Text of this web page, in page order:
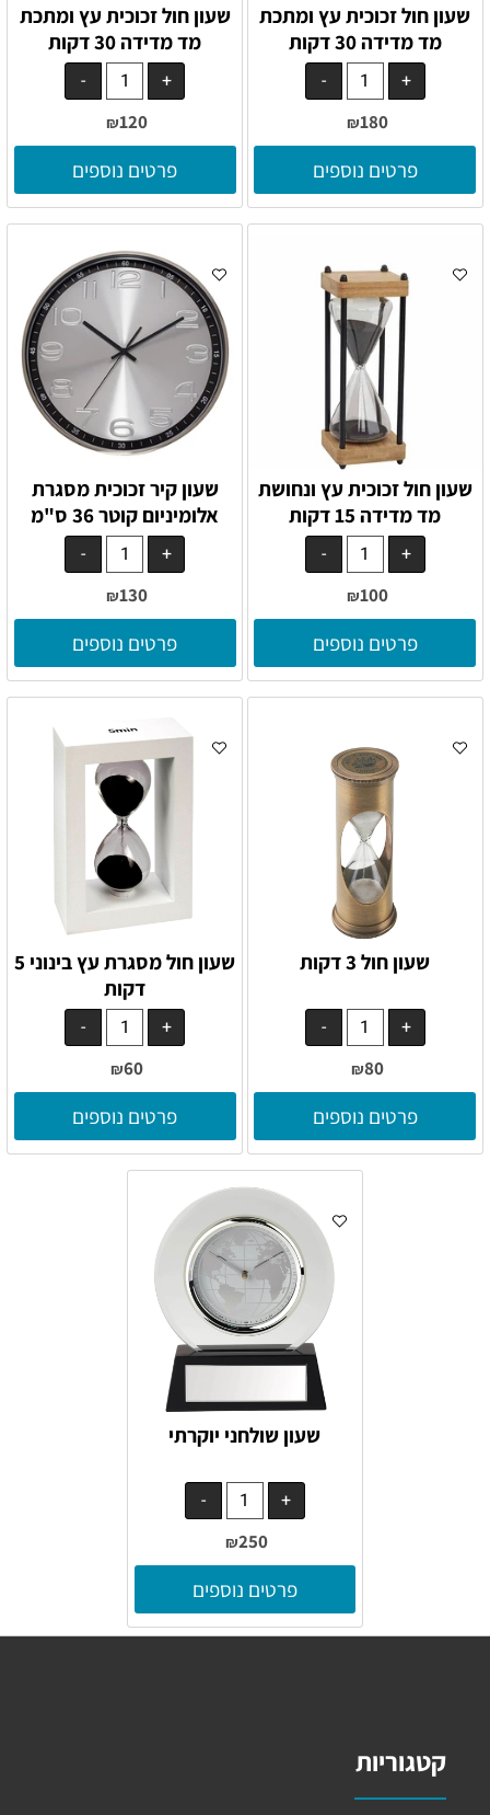
שעון חול זכוכית עץ ומתכת
מד מדידה 30 דקות
₪180
פרטים נוספים
שעון חול זכוכית עץ ומתכת
מד מדידה 30 דקות
₪120
פרטים נוספים
שעון חול זכוכית עץ ונחושת
מד מדידה 15 דקות
₪100
פרטים נוספים
שעון קיר זכוכית מסגרת
אלומיניום קוטר 36 ס"מ
₪130
פרטים נוספים
שעון חול 3 דקות
₪80
פרטים נוספים
שעון חול מסגרת עץ בינוני 5
דקות
₪60
פרטים נוספים
שעון שולחני יוקרתי
₪250
פרטים נוספים
קטגוריות